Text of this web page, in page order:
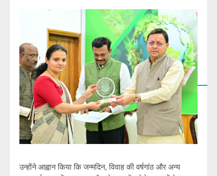
उन्होंने आह्वान किया कि जन्मदिन, विवाह की वर्षगांठ और अन्य